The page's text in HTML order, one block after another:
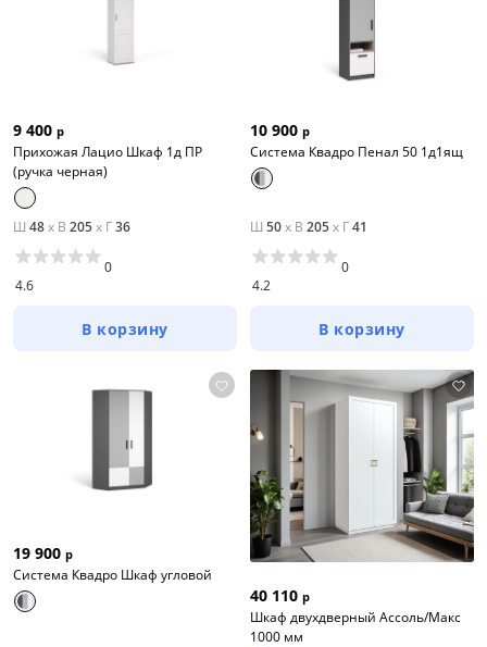
9 400 р
Прихожая Лацио Шкаф 1д ПР
(ручка черная)
Ш 48x В 205x Г36
4.6
0
В корзину
10 900 р
Система Квадро Пенал 50 1д1ящ
Ш 50x В 205x Г41
4.2
0
В корзину
19 900 р
Система Квадро Шкаф угловой
40 110 р
Шкаф двухдверный Ассоль/Макс
1000 мм